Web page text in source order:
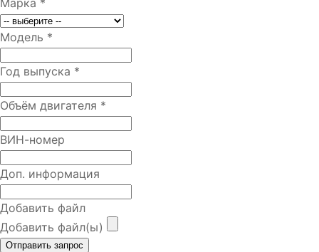
Марка *
Модель *
Год выпуска *
Объём двигателя *
ВИН-номер
Доп. информация
Добавить файл
Добавить файл(ы)
Отправить запрос